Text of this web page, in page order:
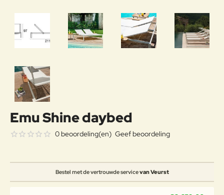
Emu Shine daybed
Bestel met de vertrouwde servicevan Veurst
0 beoordeling(en) Geef beoordeling